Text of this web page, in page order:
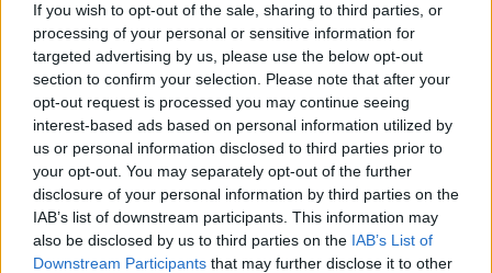
If you wish to opt-out of the sale, sharing to third parties, or
processing of your personal or sensitive information for
targeted advertising by us, please use the below opt-out
section to confirm your selection. Please note that after your
opt-out request is processed you may continue seeing
interest-based ads based on personal information utilized by
us or personal information disclosed to third parties prior to
your opt-out. You may separately opt-out of the further
disclosure of your personal information by third parties on the
IAB’s list of downstream participants. This information may
also be disclosed by us to third parties on the IAB’s List of
Downstream Participants that may further disclose it to other
Σχολίασε εδώ
50 /50